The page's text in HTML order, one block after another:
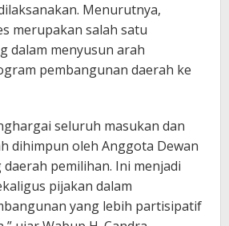
Menurutnya,
merupakan salah satu
dalam menyusun arah
pembangunan daerah ke
seluruh masukan dan
dihimpun oleh Anggota Dewan
pemilihan. Ini menjadi
pijakan dalam
yang lebih partisipatif